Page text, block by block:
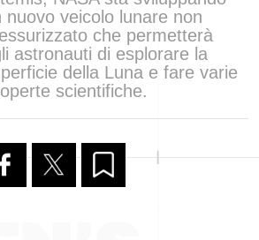
nuovo veicolo lunare non
che permetterà
astronauti di esplorare la
della Luna e fare varie
scientifiche.